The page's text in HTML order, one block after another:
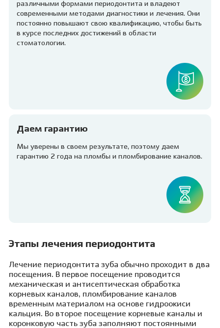
различными формами периодонтита и владеют
современными методами диагностики и лечения. Они
постоянно повышают свою квалификацию, чтобы быть
в курсе последних достижений в области
стоматологии.
Даем гарантию
Мы уверены в своем результате, поэтому даем
гарантию 2 года на пломбы и пломбирование каналов.
Этапы лечения периодонтита
Лечение периодонтита зуба обычно проходит в два
посещения. В первое посещение проводится
механическая и антисептическая обработка
корневых каналов, пломбирование каналов
временным материалом на основе гидроокиси
кальция. Во второе посещение корневые каналы и
коронковую часть зуба заполняют постоянными